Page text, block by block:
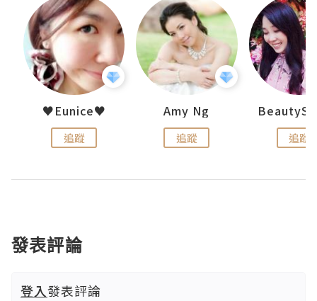
♥Eunice♥
追蹤
Amy Ng
追蹤 追蹤
發表評論
登入發表評論